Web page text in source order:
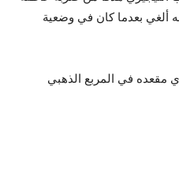
ألغي بعدما كان في وضعية
مقعده في المربع الذهبي